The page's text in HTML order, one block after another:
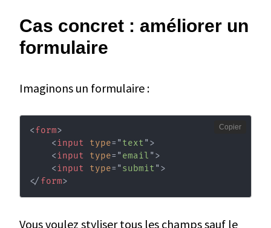
Cas concret : améliorer un
formulaire
Imaginons un formulaire :
<form>
<input type= "text">
<input type= "email ">
<input type= "submit">
</ form>
Copier
Vous voulez styliser tous les champs sauf le